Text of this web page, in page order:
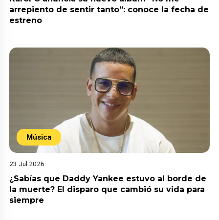
arrepiento de sentir tanto”: conoce la fecha de
estreno
Música
23 Jul 2026
¿Sabías que Daddy Yankee estuvo al borde de
la muerte? El disparo que cambió su vida para
siempre